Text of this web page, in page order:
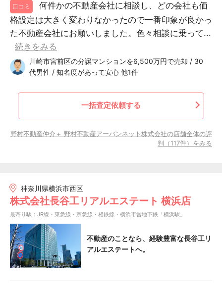
口コミ
何件かの不動産会社に相談し、どの会社も価
格設定は大きく変わりなかったので一番印象が良かっ
た不動産会社にお願いしました。色々相談に乗って...
続きをみる
川崎市宮前区の分譲マンションを6,500万円で売却 / 30
代男性 / 知名度があって安心 他1件
一括査定依頼する
野村不動産仲介＋ 野村不動産アーバンネット株式会社の店舗全体の評
判（117件）をみる
神奈川県横浜市西区
株式会社長谷工リアルエステート 横浜店
最寄り駅：JR線・東急線・京急線・相鉄線・横浜市営地下鉄「横浜駅」
不動産のことなら、経験豊富な長谷工リ
アルエステートへ。